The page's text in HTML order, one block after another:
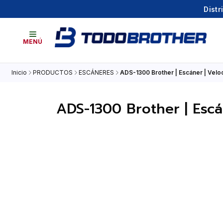
MENÚ
Inicio PRODUCTOS ESCÁNERES ADS-1300 Brother | Escáner |
ADS-1300 Brother |